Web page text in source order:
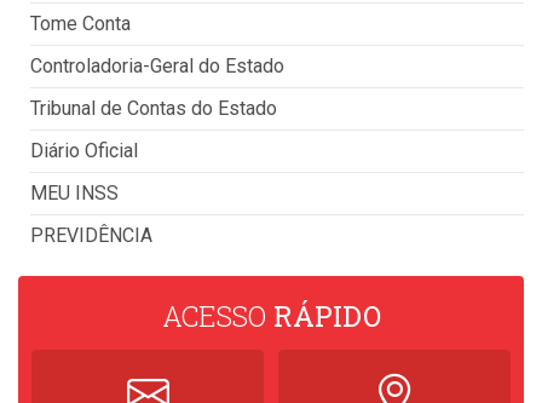
Tome Conta
Controladoria-Geral do Estado
Tribunal de Contas do Estado
Diário Oficial
MEU INSS
PREVIDÊNCIA
ACESSO RÁPIDO